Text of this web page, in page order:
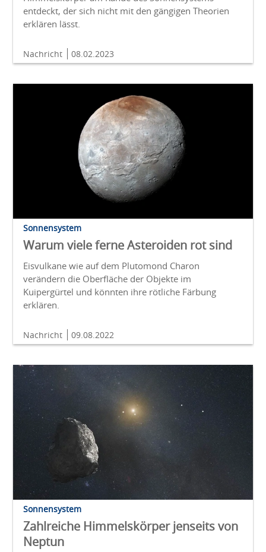
entdeckt, der sich nicht mit den gängigen Theorien
erklären lässt.
Nachricht 08.02.2023
Sonnensystem
Warum viele ferne Asteroiden rot sind
Eisvulkane wie auf dem Plutomond Charon
verändern die Oberfläche der Objekte im
Kuipergürtel und könnten ihre rötliche Färbung
erklären.
Nachricht 09.08.2022
Sonnensystem
Zahlreiche Himmelskörper jenseits von
Neptun